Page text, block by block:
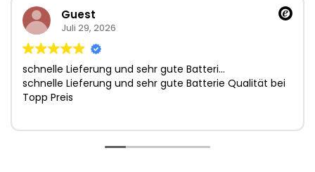
Guest
Juli 29, 2026
schnelle Lieferung und sehr gute Batteri…
schnelle Lieferung und sehr gute Batterie Qualität bei
Topp Preis